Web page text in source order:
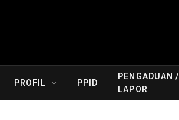
PROFIL PPID
PENGADUAN /
LAPOR